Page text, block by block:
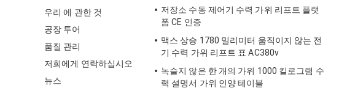
우리 에 관한 것
공장 투어
품질 관리
저희에게 연락하십시오
뉴스
저장소 수동 제어기 수력 가위 리프트 플랫
폼 CE 인증
맥스 상승 1780 밀리미터 움직이지 않는 전
기 수력 가위 리프트 표 AC380v
녹슬지 않은 한 개의 가위 1000 킬로그램 수
력 설명서 가위 인양 테이블